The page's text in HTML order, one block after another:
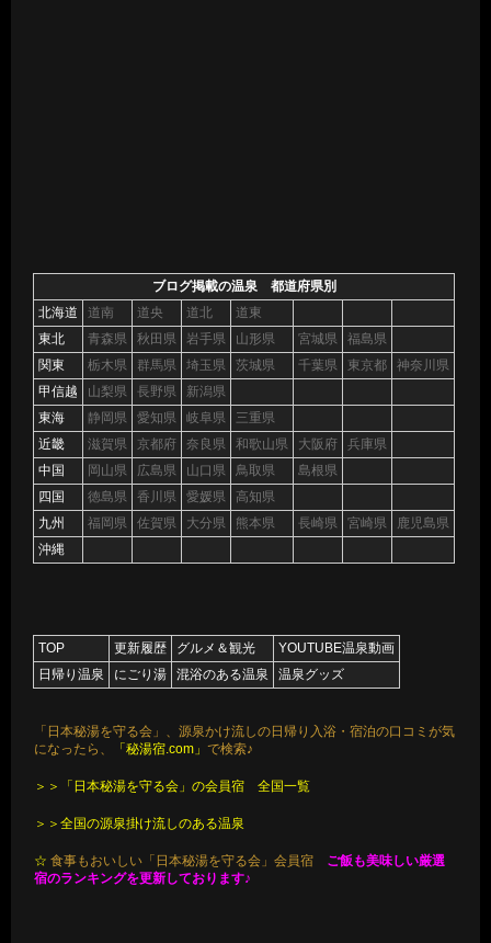
ブログ掲載の温泉 都道府県別
北海道
道南 道央 道北
道東
東北
青森県 秋田県 岩手県 山形県 宮城県
福島県
関東
栃木県 群馬県 埼玉県 茨城県 千葉県 東京都
神奈川県
甲信越
山梨県 長野県
新潟県
東海
静岡県 愛知県 岐阜県
三重県
近畿
滋賀県 京都府 奈良県 和歌山県 大阪府
兵庫県
中国
岡山県 広島県 山口県 鳥取県
島根県
四国
徳島県 香川県 愛媛県
高知県
九州
福岡県 佐賀県 大分県 熊本県 長崎県 宮崎県
鹿児島県
沖縄
TOP 更新履歴 グルメ＆観光
YOUTUBE温泉動画
日帰り温泉
にごり湯 混浴のある温泉 温泉グッズ
「日本秘湯を守る会」、源泉かけ流しの日帰り入浴・宿泊の口コミが気
になったら、
「秘湯宿.com」で検索♪
＞＞「日本秘湯を守る会」の会員宿 全国一覧
＞＞全国の源泉掛け流しのある温泉
☆ 食事もおいしい「日本秘湯を守る会」会員宿 ご飯も美味しい厳選
宿のランキングを更新しております♪